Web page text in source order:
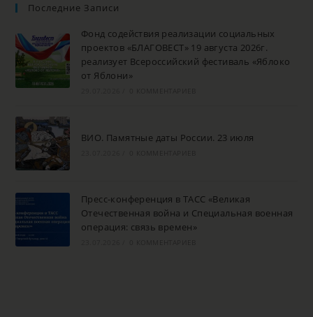
Последние Записи
Фонд содействия реализации социальных
проектов «БЛАГОВЕСТ» 19 августа 2026г.
реализует Всероссийский фестиваль «Яблоко
от Яблони»
ВИО. Памятные даты России. 23 июля
Пресс-конференция в ТАСС «Великая
Отечественная война и Специальная военная
операция: связь времен»